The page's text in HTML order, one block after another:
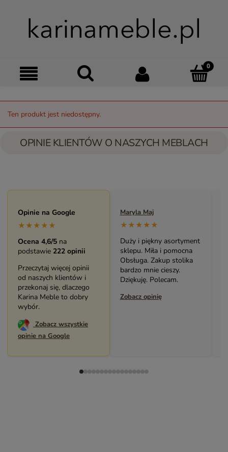
Menu Szukaj Moje
Ten produkt jest niedostępny.
OPINIE KLIENTÓW O NASZYCH MEBLACH
Opinie na Google
★★★★★
Ocena 4,6/5 na
podstawie 222 opinii
Przeczytaj więcej opinii
od naszych klientów i
przekonaj się, dlaczego
Karina Meble to dobry
wybór.
Zobacz wszystkie
opinie na Google
Maryla Maj
★★★★★
Duży i piękny asortyment
sklepu. Miła i pomocna
Obsługa. Zakup stolika
bardzo mnie cieszy.
Dziękuję. Polecam.
Zobacz opinię